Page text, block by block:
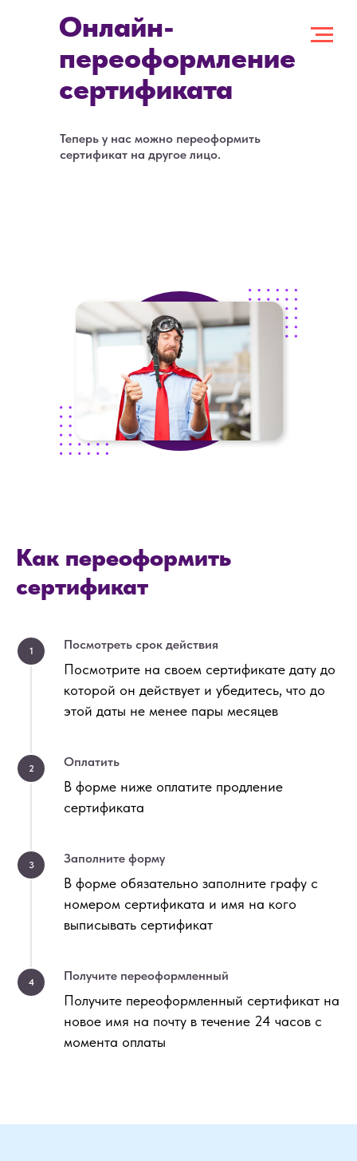
Онлайн-
переоформление
сертификата
Теперь у нас можно переоформить
сертификат на другое лицо.
Как переоформить
сертификат
1 Посмотреть срок действия
Посмотрите на своем сертификате дату до
которой он действует и убедитесь, что до
этой даты не менее пары месяцев
2 Оплатить
В форме ниже оплатите продление
сертификата
3 Заполните форму
В форме обязательно заполните графу с
номером сертификата и имя на кого
выписывать сертификат
4 Получите переоформленный
Получите переоформленный сертификат на
новое имя на почту в течение 24 часов с
момента оплаты